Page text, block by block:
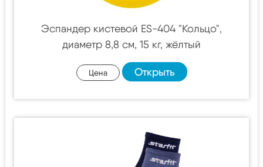
Эспандер кистевой ES-404 "Кольцо",
диаметр 8,8 см, 15 кг, жёлтый
Цена Открыть